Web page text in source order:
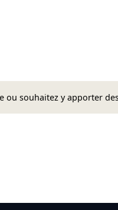
souhaitez y apporter